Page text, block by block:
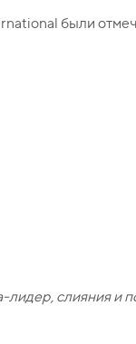
были
слияния и